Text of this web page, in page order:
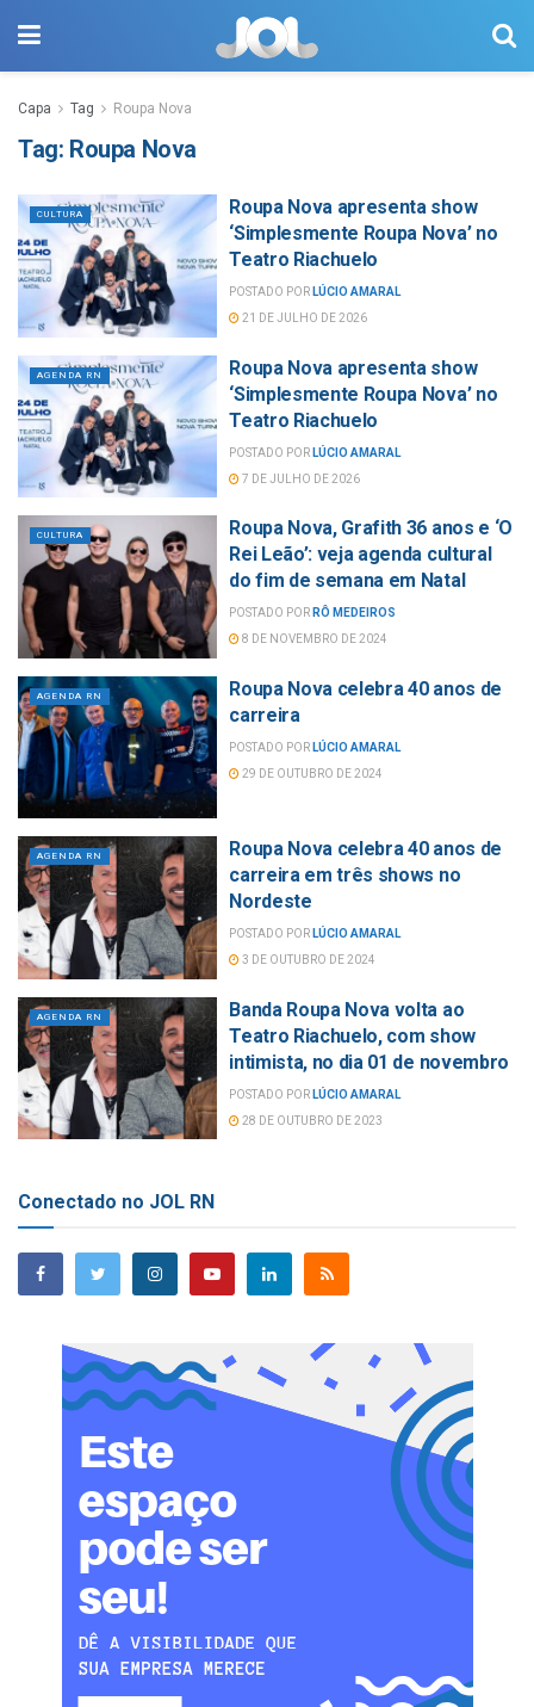
Capa Tag Roupa Nova
Tag: Roupa Nova
CULTURA
Roupa Nova apresenta show
‘Simplesmente Roupa Nova’ no
Teatro Riachuelo
POSTADO POR LÚCIO AMARAL
21 DE JULHO DE 2026
AGENDA RN
Roupa Nova apresenta show
‘Simplesmente Roupa Nova’ no
Teatro Riachuelo
POSTADO POR LÚCIO AMARAL
7 DE JULHO DE 2026
CULTURA
Roupa Nova, Grafith 36 anos e ‘O
Rei Leão’: veja agenda cultural
do fim de semana em Natal
POSTADO POR RÔ MEDEIROS
8 DE NOVEMBRO DE 2024
AGENDA RN
Roupa Nova celebra 40 anos de
carreira
POSTADO POR LÚCIO AMARAL
29 DE OUTUBRO DE 2024
AGENDA RN
Roupa Nova celebra 40 anos de
carreira em três shows no
Nordeste
POSTADO POR LÚCIO AMARAL
3 DE OUTUBRO DE 2024
AGENDA RN
Banda Roupa Nova volta ao
Teatro Riachuelo, com show
intimista, no dia 01 de novembro
POSTADO POR LÚCIO AMARAL
28 DE OUTUBRO DE 2023
Conectado no JOL RN